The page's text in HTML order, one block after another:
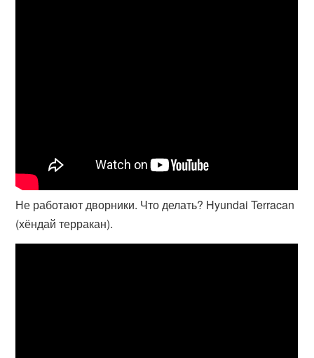
Не работают дворники. Что делать? Hyundai Terracan
(хёндай терракан).